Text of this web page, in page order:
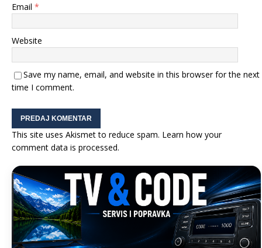
Email *
Website
Save my name, email, and website in this browser for the next
time I comment.
This site uses Akismet to reduce spam. Learn how your
comment data is processed.